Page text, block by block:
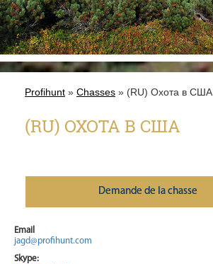
Profihunt » Chasses » (RU) Охота в США
(RU) ОХОТА В США
Demande de la chasse
Email
jagd@profihunt.com
Skype: